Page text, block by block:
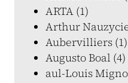
ARTA (1)
Arthur
Aubervilliers (1)
Augusto Boal (4)
aul-Louis